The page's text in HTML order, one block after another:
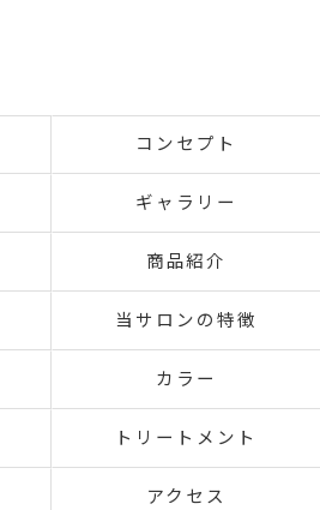
コンセプト
ギャラリー
商品紹介
当サロンの特徴
カラー
トリートメント
アクセス